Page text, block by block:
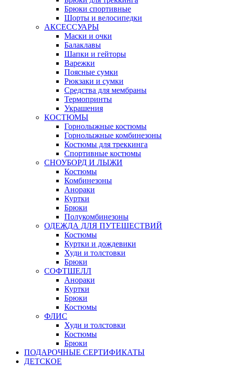
Брюки спортивные
Шорты и велосипедки
АКСЕССУАРЫ
Маски и очки
Балаклавы
Шапки и гейторы
Варежки
Поясные сумки
Рюкзаки и сумки
Средства для мембраны
Термопринты
Украшения
КОСТЮМЫ
Горнолыжные костюмы
Горнолыжные комбинезоны
Костюмы для треккинга
Спортивные костюмы
СНОУБОРД И ЛЫЖИ
Костюмы
Комбинезоны
Анораки
Куртки
Брюки
Полукомбинезоны
ОДЕЖДА ДЛЯ ПУТЕШЕСТВИЙ
Костюмы
Куртки и дождевики
Худи и толстовки
Брюки
СОФТШЕЛЛ
Анораки
Куртки
Брюки
Костюмы
ФЛИС
Худи и толстовки
Костюмы
Брюки
ПОДАРОЧНЫЕ СЕРТИФИКАТЫ
ДЕТСКОЕ